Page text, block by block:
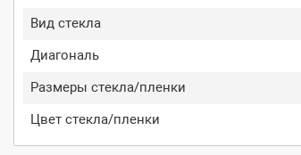
Вид стекла
Диагональ
Размеры стекла/пленки
Цвет стекла/пленки